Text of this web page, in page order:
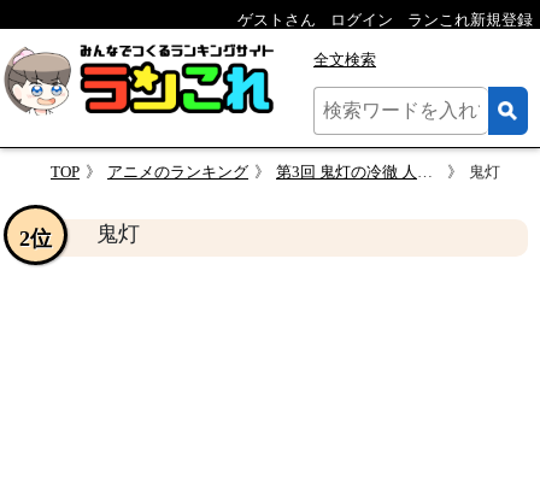
ゲストさん ログイン ランこれ新規登録
全文検索
TOP アニメのランキング 第3回 鬼灯の冷徹 人気キャラクター投票 鬼灯
鬼灯
2位